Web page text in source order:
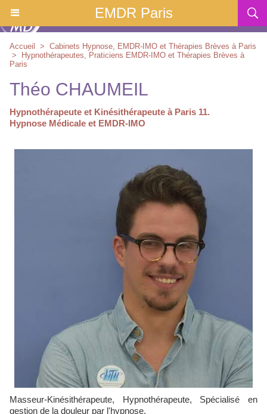
EMDR Paris
Accueil > Cabinets Hypnose, EMDR-IMO et Thérapies Brèves à Paris
>
Hypnothérapeutes, Praticiens EMDR-IMO et Thérapies Brèves à
Paris
Théo CHAUMEIL
Hypnothérapeute et Kinésithérapeute à Paris 11.
Hypnose Médicale et EMDR-IMO
Masseur-Kinésithérapeute, Hypnothérapeute, Spécialisé en
gestion de la douleur par l'hypnose.